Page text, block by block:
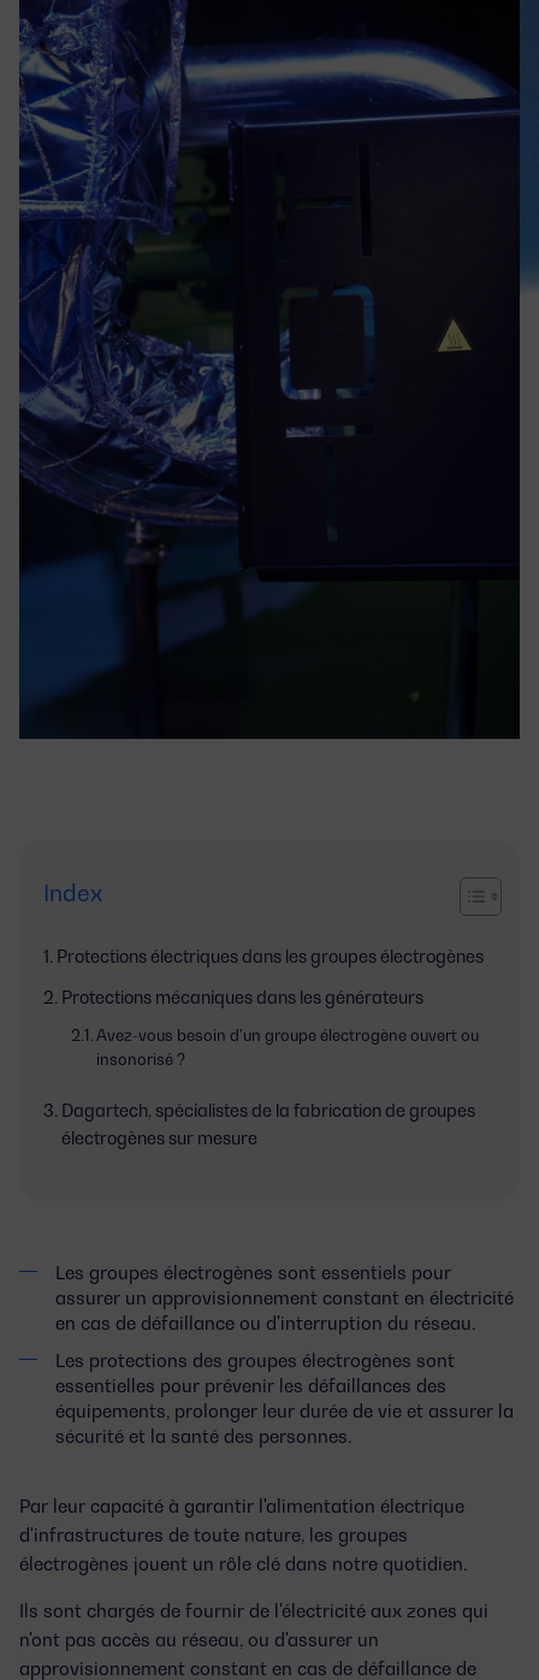
Index
Protections électriques dans les groupes électrogènes
Protections mécaniques dans les générateurs
Avez-vous besoin d'un groupe électrogène ouvert ou
insonorisé ?
Dagartech, spécialistes de la fabrication de groupes
électrogènes sur mesure
Les groupes électrogènes sont essentiels pour
assurer un approvisionnement constant en électricité
en cas de défaillance ou d'interruption du réseau.
Les protections des groupes électrogènes sont
essentielles pour prévenir les défaillances des
équipements, prolonger leur durée de vie et assurer la
sécurité et la santé des personnes.
Par leur capacité à garantir l'alimentation électrique
d'infrastructures de toute nature, les groupes
électrogènes jouent un rôle clé dans notre quotidien.
Ils sont chargés de fournir de l'électricité aux zones qui
n'ont pas accès au réseau, ou d'assurer un
approvisionnement constant en cas de défaillance de